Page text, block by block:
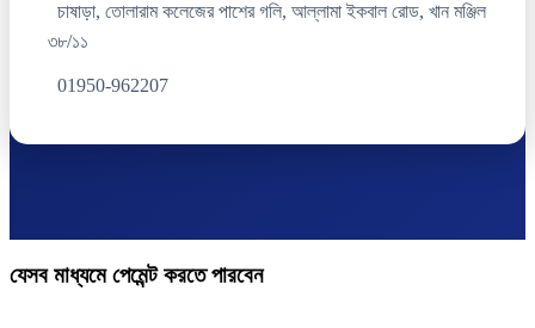
চাষাড়া, তোলারাম কলেজের পাশের গলি, আল্লামা ইকবাল রোড, খান মঞ্জিল
৩৮/১১
01950-962207
যেসব মাধ্যমে পেমেন্ট করতে পারবেন